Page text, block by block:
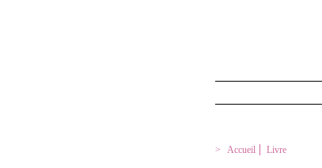
Accueil Livre